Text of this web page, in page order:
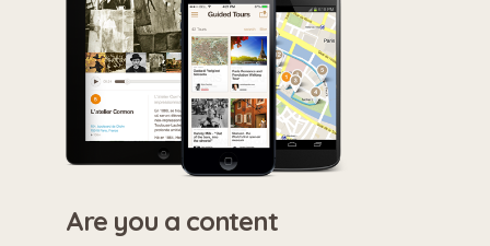
Are you a content